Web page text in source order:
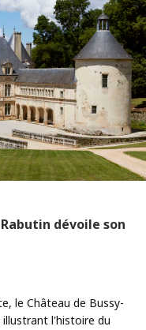
dévoile son
le Château de Bussy-
illustrant l'histoire du